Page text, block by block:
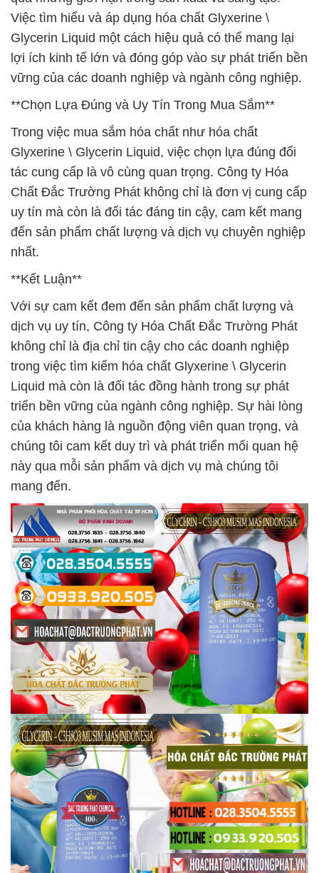
Việc tìm hiểu và áp dụng hóa chất Glyxerine \
Glycerin Liquid một cách hiệu quả có thể mang lại
lợi ích kinh tế lớn và đóng góp vào sự phát triển bền
vững của các doanh nghiệp và ngành công nghiệp.
**Chọn Lựa Đúng và Uy Tín Trong Mua Sắm**
Trong việc mua sắm hóa chất như hóa chất
Glyxerine \ Glycerin Liquid, việc chọn lựa đúng đối
tác cung cấp là vô cùng quan trọng. Công ty Hóa
Chất Đắc Trường Phát không chỉ là đơn vị cung cấp
uy tín mà còn là đối tác đáng tin cậy, cam kết mang
đến sản phẩm chất lượng và dịch vụ chuyên nghiệp
nhất.
**Kết Luận**
Với sự cam kết đem đến sản phẩm chất lượng và
dịch vụ uy tín, Công ty Hóa Chất Đắc Trường Phát
không chỉ là địa chỉ tin cậy cho các doanh nghiệp
trong việc tìm kiếm hóa chất Glyxerine \ Glycerin
Liquid mà còn là đối tác đồng hành trong sự phát
triển bền vững của ngành công nghiệp. Sự hài lòng
của khách hàng là nguồn động viên quan trọng, và
chúng tôi cam kết duy trì và phát triển mối quan hệ
này qua mỗi sản phẩm và dịch vụ mà chúng tôi
mang đến.